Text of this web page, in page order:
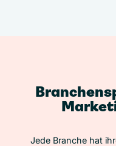
Jede Branche hat